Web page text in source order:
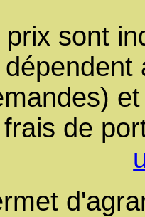
prix sont
dépendent
de